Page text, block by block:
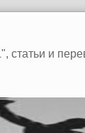
статьи и